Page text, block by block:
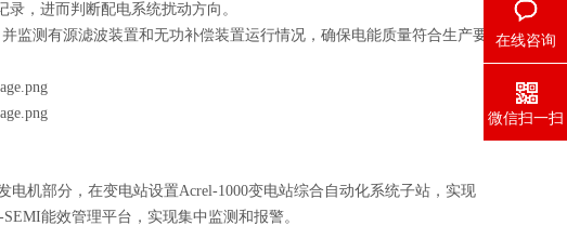
，进而判断配电系统扰动方向。
监测有源滤波装置和无功补偿装置运行情况，确保电能质量符合生产要
机部分，在变电站设置Acrel-1000变电站综合自动化系统子站，实现
能效管理平台，实现集中监测和报警。
在线咨询
微信扫一扫